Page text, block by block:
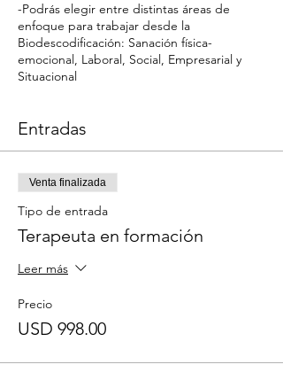
-Podrás elegir entre distintas áreas de
enfoque para trabajar desde la
Biodescodificación: Sanación física-
emocional, Laboral, Social, Empresarial y
Situacional
Entradas
Venta finalizada
Tipo de entrada
Terapeuta en formación
Leer más
Precio
USD 998.00